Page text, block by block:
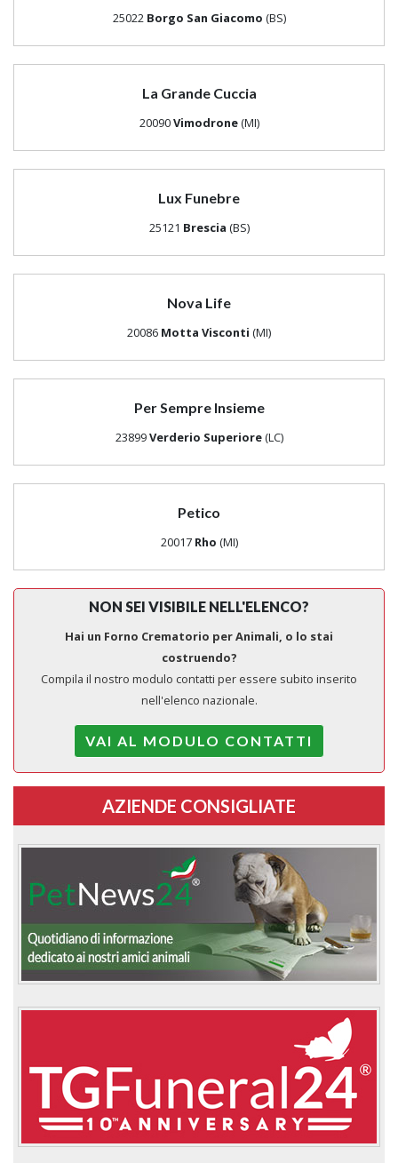
25022Borgo San Giacomo (BS)
La Grande Cuccia
20090Vimodrone(MI)
Lux Funebre
25121 Brescia (BS)
Nova Life
20086 Motta Visconti (MI)
Per Sempre Insieme
23899Verderio Superiore(LC)
Petico
20017Rho (MI)
NON SEI VISIBILE NELL'ELENCO?
Hai un Forno Crematorio per Animali, o lo stai
costruendo?
Compila il nostro modulo contatti per essere subito inserito
nell'elenco nazionale.
VAI AL MODULO CONTATTI
AZIENDE CONSIGLIATE